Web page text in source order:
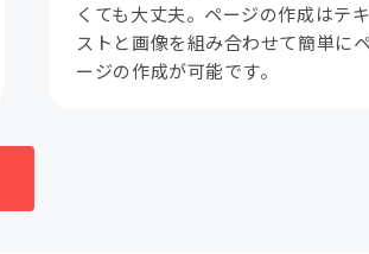
くても大丈夫。ページの作成はテキ
ストと画像を組み合わせて簡単に
ージの作成が可能です。